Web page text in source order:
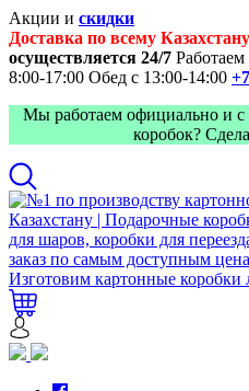
Акции и скидки
Доставка по всему Казахстану
осуществляется 24/7
8:00-17:00 Обед с 13:00-14:00
Мы работаем официально и
коробок?